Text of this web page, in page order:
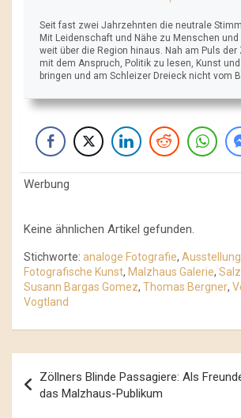
Seit fast zwei Jahrzehnten die neutrale
Mit Leidenschaft und Nähe zu Menschen und
weit über die Region hinaus. Nah am Puls der
mit dem Anspruch, Politik zu lesen, Kunst
bringen und am Schleizer Dreieck nicht vom
Werbung
Keine ähnlichen Artikel gefunden.
Stichworte: analoge Fotografie, Ausstellung
Fotografische Kunst, Malzhaus Galerie,
Susann Bargas Gomez, Thomas Bergner,
Vogtland
Navigation
Zöllners Blinde Passagiere: Als
das Malzhaus-Publikum